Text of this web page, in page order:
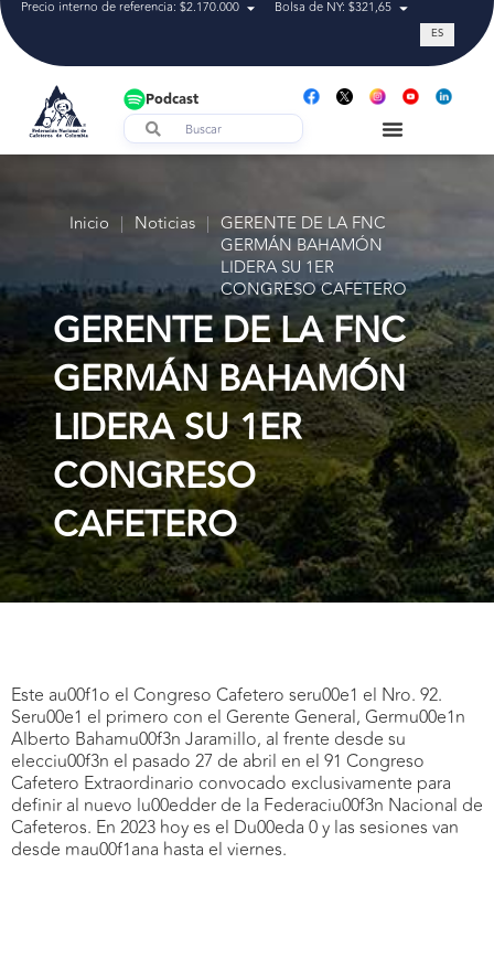
Precio interno de referencia: $2.170.000 Bolsa de NY: $321,65 Tasa de
ES
Podcast
Inicio | Noticias | GERENTE DE LA FNC
GERMÁN BAHAMÓN
LIDERA SU 1ER
CONGRESO CAFETERO
GERENTE DE LA FNC
GERMÁN BAHAMÓN
LIDERA SU 1ER
CONGRESO
CAFETERO
Este au00f1o el Congreso Cafetero seru00e1 el Nro. 92.
Seru00e1 el primero con el Gerente General, Germu00e1n
Alberto Bahamu00f3n Jaramillo, al frente desde su
elecciu00f3n el pasado 27 de abril en el 91 Congreso
Cafetero Extraordinario convocado exclusivamente para
definir al nuevo lu00edder de la Federaciu00f3n Nacional de
Cafeteros. En 2023 hoy es el Du00eda 0 y las sesiones van
desde mau00f1ana hasta el viernes.